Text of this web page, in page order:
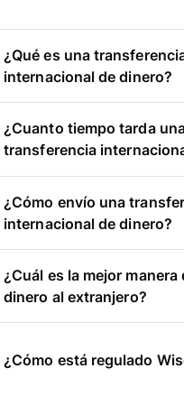
¿Qué es una
internacional de dinero?
¿Cuanto tiempo tarda
transferencia
¿Cómo envío una
internacional de dinero?
¿Cuál es la mejor manera
dinero al extranjero?
¿Cómo está regulado